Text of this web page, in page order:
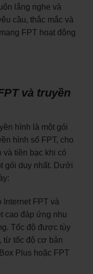
lắng nghe và
cầu, thắc mắc và
FPT hoạt động
và truyền
hình là một gói
hình số FPT, cho
tiền bạc khi có
gói duy nhất. Dưới
Internet FPT và
cao đáp ứng nhu
Tốc độ được tùy
từ tốc độ cơ bản
Plus hoặc FPT